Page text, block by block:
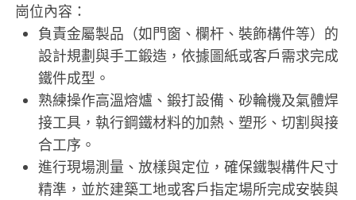
崗位內容：
負責金屬製品（如門窗、欄杆、裝飾構件等）的
設計規劃與手工鍛造，依據圖紙或客戶需求完成
鐵件成型。
熟練操作高溫熔爐、鍛打設備、砂輪機及氣體焊
接工具，執行鋼鐵材料的加熱、塑形、切割與接
合工序。
進行現場測量、放樣與定位，確保鐵製構件尺寸
精準，並於建築工地或客戶指定場所完成安裝與